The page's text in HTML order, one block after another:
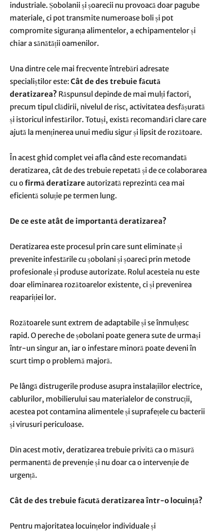
industriale. Șobolanii și șoarecii nu provoacă doar pagube
materiale, ci pot transmite numeroase boli și pot
compromite siguranța alimentelor, a echipamentelor și
chiar a sănătății oamenilor.
Una dintre cele mai frecvente întrebări adresate
specialiștilor este:Cât de des trebuie făcută
deratizarea? Răspunsul depinde de mai mulți factori,
precum tipul clădirii, nivelul de risc, activitatea desfășurată
și istoricul infestărilor. Totuși, există recomandări clare care
ajută la menținerea unui mediu sigur și lipsit de rozătoare.
În acest ghid complet vei afla când este recomandată
deratizarea, cât de des trebuie repetată și de ce colaborarea
cu ofirmă deratizare autorizată reprezintă cea mai
eficientă soluție pe termen lung.
De ce este atât de importantă deratizarea?
Deratizarea este procesul prin care sunt eliminate și
prevenite infestările cu șobolani și șoareci prin metode
profesionale și produse autorizate. Rolul acesteia nu este
doar eliminarea rozătoarelor existente, ci și prevenirea
reapariției lor.
Rozătoarele sunt extrem de adaptabile și se înmulțesc
rapid. O pereche de șobolani poate genera sute de urmași
într-un singur an, iar o infestare minoră poate deveni în
scurt timp o problemă majoră.
Pe lângă distrugerile produse asupra instalațiilor electrice,
cablurilor, mobilierului sau materialelor de construcții,
acestea pot contamina alimentele și suprafețele cu bacterii
și virusuri periculoase.
Din acest motiv, deratizarea trebuie privită ca o măsură
permanentă de prevenție și nu doar ca o intervenție de
urgență.
Cât de des trebuie făcută deratizarea într-o locuință?
Pentru majoritatea locuințelor individuale și